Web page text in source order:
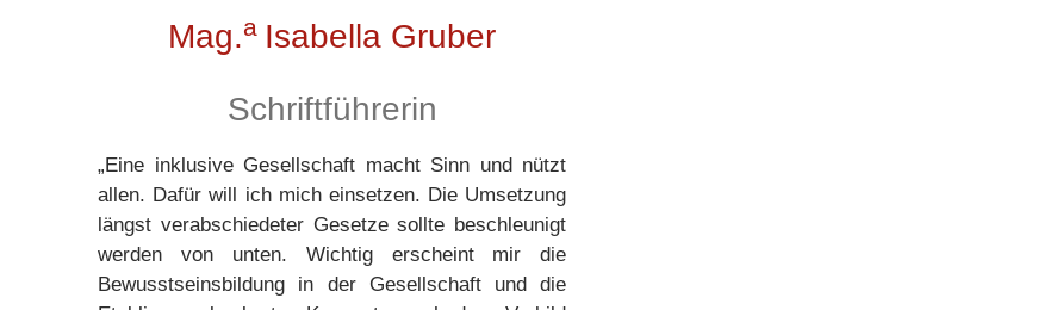
Mag.a Isabella Gruber
Schriftführerin
„Eine inklusive Gesellschaft macht Sinn und nützt
allen. Dafür will ich mich einsetzen. Die Umsetzung
längst verabschiedeter Gesetze sollte beschleunigt
werden von unten. Wichtig erscheint mir die
Bewusstseinsbildung in der Gesellschaft und die